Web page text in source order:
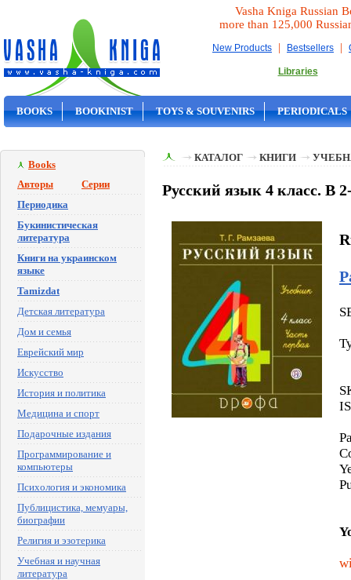
Vasha Kniga Russian
more than 125,000
New Products | Bestsellers |
Libraries
BOOKS BOOKINIST TOYS & SOUVENIRS PERIODICALS
Books
Авторы
Серии
Периодика
Букинистическая
литература
Книги на украинском
языке
Tamizdat
Детская литература
Дом и семья
Еврейский мир
Искусство
История и политика
Медицина и спорт
Подарочные издания
Программирование и
компьютеры
Психология и экономика
Публицистика, мемуары,
биографии
Религия и эзотерика
Учебная и научная
литература
КАТАЛОГ КНИГИ
Русский язык 4 класс. В